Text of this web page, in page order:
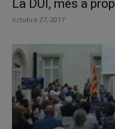
La DUI, més a prop
octubre 27, 2017